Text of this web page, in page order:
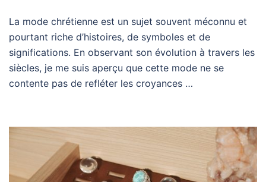
La mode chrétienne est un sujet souvent méconnu et
pourtant riche d’histoires, de symboles et de
significations. En observant son évolution à travers les
siècles, je me suis aperçu que cette mode ne se
contente pas de refléter les croyances …